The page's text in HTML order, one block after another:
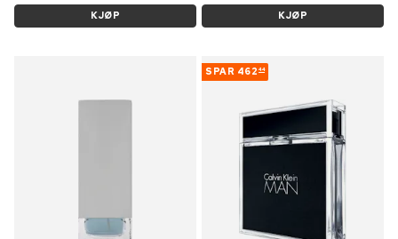
KJØP KJØP
SPAR 462 44